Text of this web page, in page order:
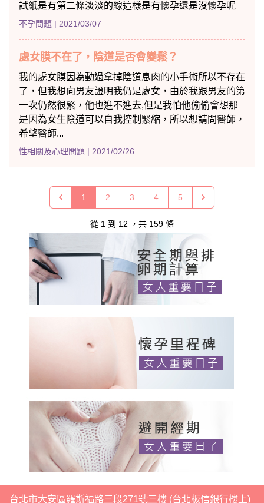
試紙是有第二條淡淡的線這樣是有懷孕還是沒懷孕呢
不孕問題 | 2021/03/07
處女膜不在了，陰道是否會變鬆？
我的處女膜因為動過拿掉陰道息肉的小手術所以不存在
了，但我想向男友證明我仍是處女，由於我跟男友的第
一次仍然很緊，他也進不進去,但是我怕他偷偷會想那
是因為女生陰道可以自我控制緊縮，所以想請問醫師，
希望醫師...
性相關及心理問題 | 2021/02/26
1 2 3 4 5
從 1 到 12 ，共 159 條
台北市大安區羅斯福路三段271號三樓 (台北板信銀行樓上)